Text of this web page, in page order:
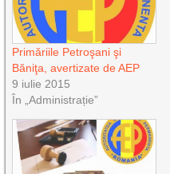
Primăriile Petroşani şi
Băniţa, avertizate de AEP
9 iulie 2015
În „Administrație”